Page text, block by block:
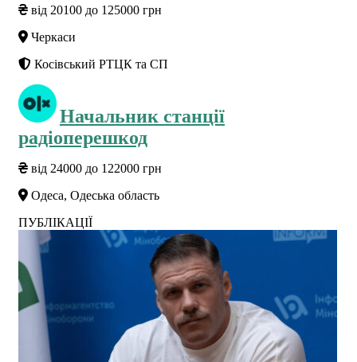
від 20100 до 125000 грн
Черкаси
Косівський РТЦК та СП
Начальник станції
радіоперешкод
від 24000 до 122000 грн
Одеса, Одеська область
ПУБЛІКАЦІЇ